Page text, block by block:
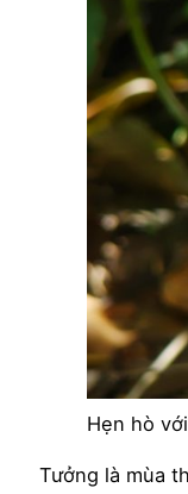
Hẹn hò
Tưởng là mùa